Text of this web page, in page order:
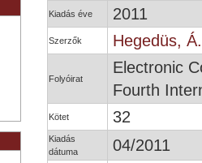
Kiadás éve 2011
Szerzők Hegedüs, Á.
Folyóirat
Electronic
Fourth
Kötet 32
Kiadás
dátuma
04/2011